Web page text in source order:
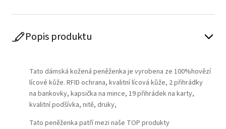
Popis produktu
Play
Tato dámská kožená peněženka je vyrobena ze 100%hovězí
lícové kůže. RFID ochrana, kvalitní lícová kůže, 2 přihrádky
na bankovky, kapsička na mince, 19 přihrádek na karty,
kvalitní podšívka, nitě, druky,
Tato peněženka patří mezi naše TOP produkty